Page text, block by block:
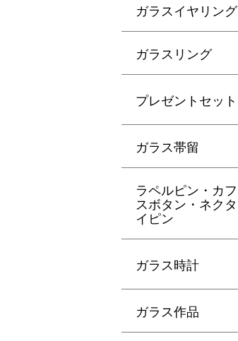
ガラスイヤリング
ガラスリング
プレゼントセット
ガラス帯留
ラペルピン・カフ
スボタン・ネクタ
イピン
ガラス時計
ガラス作品